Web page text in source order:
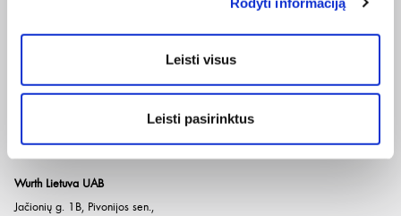
Leisti visus
Leisti pasirinktus
Wurth Lietuva UAB
Jačionių g. 1B, Pivonijos sen.,
Apie mus
Karjera
Kontaktai
Pirkimo internetu sąlygos
Privatumo politika
Spėlionė
Naudinga
Prekių katalogai